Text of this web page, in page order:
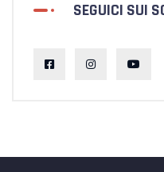
SEGUICI SUI